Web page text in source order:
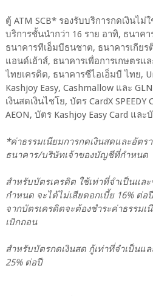
ตู้ ATM SCB* รองรับบริการกดเงินไ
บริการชั้นนำกว่า 16 ราย อาทิ, ธนาค
ธนาคารทีเอ็มบีธนชาต, ธนาคารเกีย
แอนด์เฮ้าส์, ธนาคารเพื่อการเกษตร
ไทยเครดิต, ธนาคารซีไอเอ็มบี ไทย,
Kashjoy Easy, Cashmallow และ
เงินสดเงินไชโย, บัตร CardX
AEON, บัตร Kashjoy Easy Card และ
*ค่าธรรมเนียมการกดเงินสดและอัต
ธนาคาร/บริษัทเจ้าของบัญชีที่กำหนด
สำหรับบัตรเครดิต ใช้เท่าที่จำเป็นแล
กำหนด จะได้ไม่เสียดอกเบี้ย 16% ต่
จากบัตรเครดิตจะต้องชำระค่าธรรม
เบิกถอน
สำหรับบัตรกดเงินสด กู้เท่าที่จำเป็นแ
25% ต่อปี